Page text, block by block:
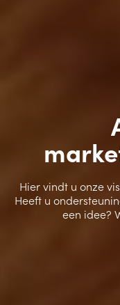
Hier vindt u onze
Heeft u
een idee?